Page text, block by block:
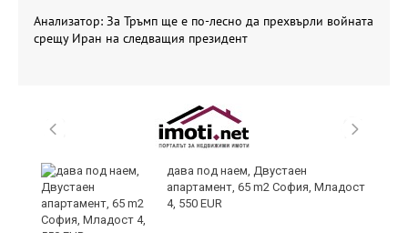
Анализатор: За Тръмп ще е по-лесно да прехвърли войната
срещу Иран на следващия президент
дава под наем, Двустаен
апартамент, 65 m2 София, Младост
4, 550 EUR